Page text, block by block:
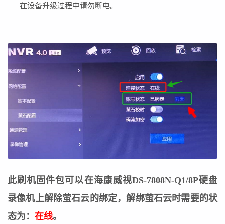
在设备升级过程中请勿断电。
此刷机固件包可以在海康威视DS-7808N-Q1/8P硬盘
录像机上解除萤石云的绑定，解绑萤石云时需要的状
态为： 在线。